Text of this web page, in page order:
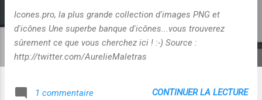
Icones.pro, la plus grande collection d'images PNG et
d'icônes Une superbe banque d'icônes...vous trouverez
sûrement ce que vous cherchez ici ! :-) Source :
http://twitter.com/AurelieMaletras
1 commentaire CONTINUER LA LECTURE